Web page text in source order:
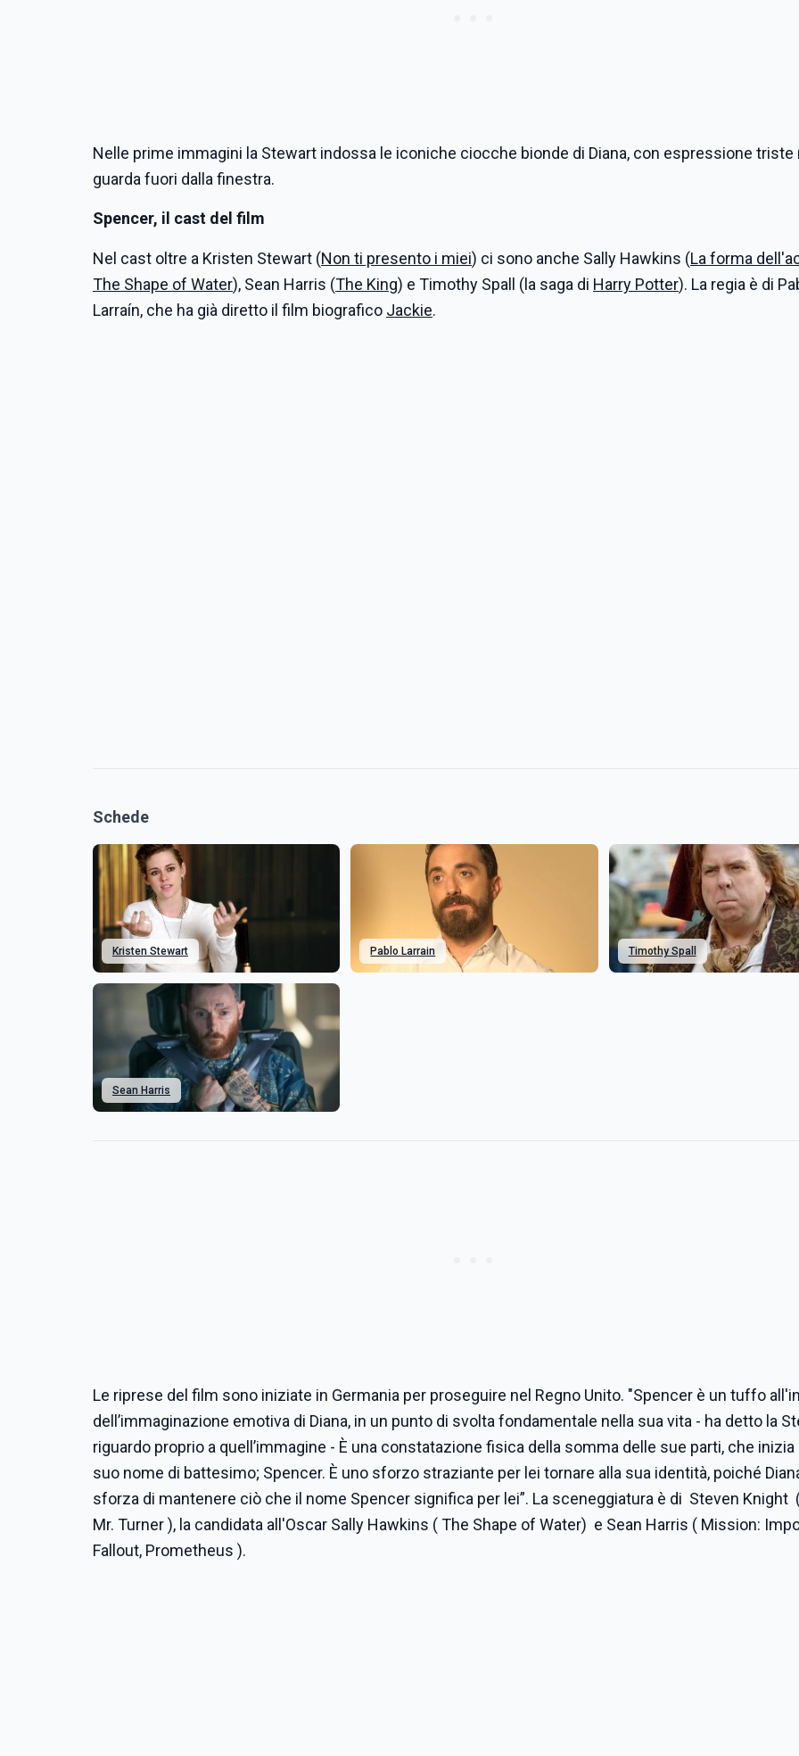
Nelle prime immagini la Stewart indossa le iconiche ciocche bionde di Diana, con espressione triste
guarda fuori dalla finestra.
Spencer, il cast del film
Nel cast oltre a Kristen Stewart (Non ti presento i miei) ci sono anche Sally Hawkins (La forma
The Shape of Water), Sean Harris (The King) e Timothy Spall (la saga di Harry Potter). La regia è di
Larraín, che ha già diretto il film biografico Jackie.
Schede
Kristen Stewart Pablo Larrain Timothy Spall
Sean Harris
Le riprese del film sono iniziate in Germania per proseguire nel Regno Unito. "Spencer è un tuffo
dell’immaginazione emotiva di Diana, in un punto di svolta fondamentale nella sua vita - ha detto la
riguardo proprio a quell’immagine - È una constatazione fisica della somma delle sue parti, che inizia
suo nome di battesimo; Spencer. È uno sforzo straziante per lei tornare alla sua identità, poiché
sforza di mantenere ciò che il nome Spencer significa per lei”. La sceneggiatura è di Steven Knight
Mr. Turner ), la candidata all'Oscar Sally Hawkins ( The Shape of Water) e Sean Harris ( Mission:
Fallout, Prometheus ).